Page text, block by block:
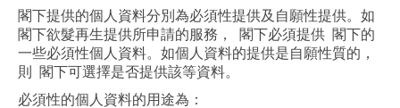
閣下提供的個人資料分別為必須性提供及自願性提供。如
閣下欲髮再生提供所申請的服務， 閣下必須提供 閣下的
一些必須性個人資料。如個人資料的提供是自願性質的，
則 閣下可選擇是否提供該等資料。
必須性的個人資料的用途為：